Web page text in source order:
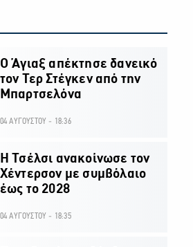
Ο Άγιαξ απέκτησε δανεικό
τον Τερ Στέγκεν από την
Μπαρτσελόνα
04 ΑΥΓΟΥΣΤΟΥ - 18:36
H Τσέλσι ανακοίνωσε τον
Χέντερσον με συμβόλαιο
έως το 2028
04 ΑΥΓΟΥΣΤΟΥ - 18:35